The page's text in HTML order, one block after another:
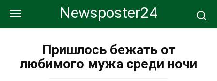
контенту
Newsposter24
Пришлось бежать от
любимого мужа среди ночи